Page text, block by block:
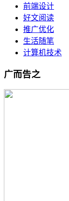
前端设计
好文阅读
推广优化
生活随笔
计算机技术
广而告之